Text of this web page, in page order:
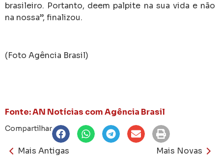
brasileiro. Portanto, deem palpite na sua vida e não
na nossa”, finalizou.
(Foto Agência Brasil)
Fonte: AN Notícias com Agência Brasil
Compartilhar
Mais Antigas Mais Novas